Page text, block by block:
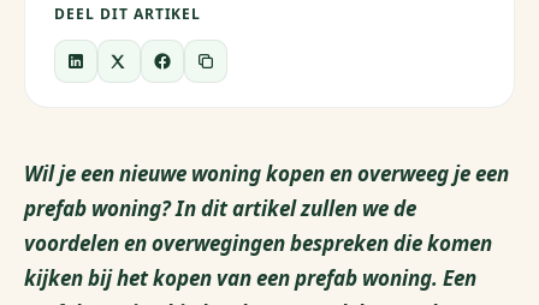
DEEL DIT ARTIKEL
Wil je een nieuwe woning kopen en overweeg je een
prefab woning? In dit artikel zullen we de
voordelen en overwegingen bespreken die komen
kijken bij het kopen van een prefab woning. Een